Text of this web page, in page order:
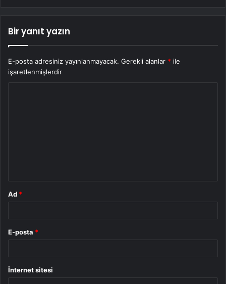
Bir yanıt yazın
E-posta adresiniz yayınlanmayacak. Gerekli alanlar * ile
işaretlenmişlerdir
Ad *
E-posta *
İnternet sitesi